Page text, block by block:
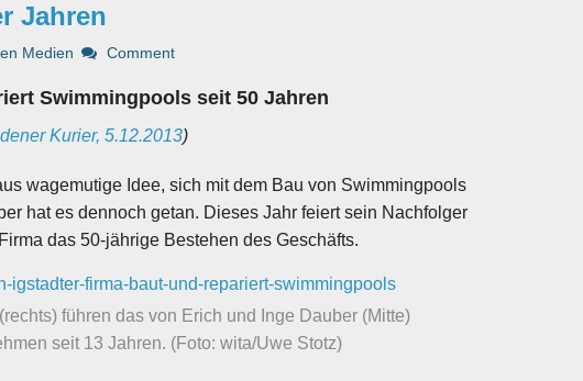
Jahren
Medien Comment
Swimmingpools seit 50 Jahren
Kurier, 5.12.2013)
wagemutige Idee, sich mit dem Bau von Swimmingpools
hat es dennoch getan. Dieses Jahr feiert sein Nachfolger
das 50-jährige Bestehen des Geschäfts.
führen das von Erich und Inge Dauber (Mitte)
seit 13 Jahren. (Foto: wita/Uwe Stotz)